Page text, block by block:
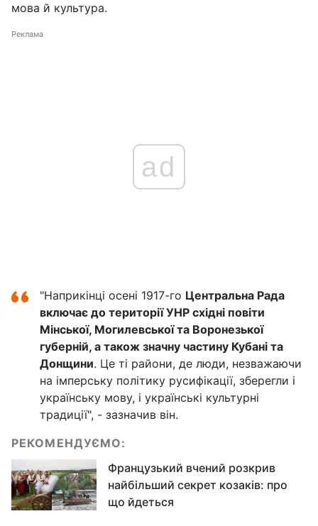
мова й культура.
Реклама
ad
"Наприкінці осені 1917-го Центральна Рада
включає до території УНР східні повіти
Мінської, Могилевської та Воронезької
губерній, а також значну частину Кубані та
Донщини. Це ті райони, де люди, незважаючи
на імперську політику русифікації, зберегли і
українську мову, і українські культурні
традиції", - зазначив він.
РЕКОМЕНДУЄМО:
Французький вчений розкрив
найбільший секрет козаків: про
що йдеться